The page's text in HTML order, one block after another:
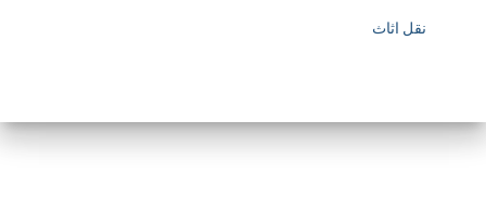
نقل اثاث